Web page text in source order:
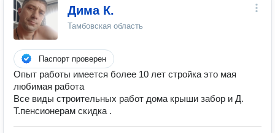
Дима К.
Тамбовская область
Паспорт проверен
Опыт работы имеется более 10 лет стройка это мая
любимая работа
Все виды строительных работ дома крыши забор и Д.
Т.пенсионерам скидка .